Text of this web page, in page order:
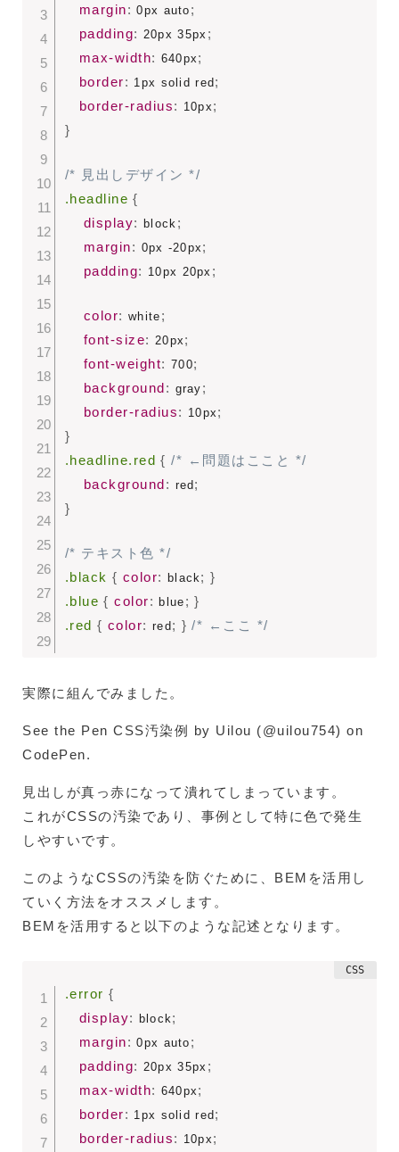
margin: 0px auto ;
padding: 20px 35px ;
max-width: 640px ;
border: 1px solid red ;
border-radius: 10px ;
}
/* 見出しデザイン */
.headline {
display: block ;
margin: 0px -20px ;
padding: 10px 20px ;
color: white ;
font-size: 20px ;
font-weight: 700;
background: gray ;
border-radius: 10px ;
}
.headline.red { /* ←問題はここと */
background: red ;
}
/* テキスト色 */
.black { color: black; }
.blue { color: blue ; }
.red { color: red ; } /* ←ここ */
実際に組んでみました。
See the Pen CSS汚染例 by Uilou (@uilou754) on
CodePen.
見出しが真っ赤になって潰れてしまっています。
これがCSSの汚染であり、事例として特に色で発生
しやすいです。
このようなCSSの汚染を防ぐために、BEMを活用し
ていく方法をオススメします。
BEMを活用すると以下のような記述となります。
.error {
display: block ;
margin: 0px auto ;
padding: 20px 35px ;
max-width: 640px ;
border: 1px solid red ;
border-radius: 10px ;